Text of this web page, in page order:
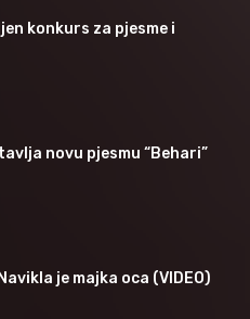
konkurs za pjesme i
novu pjesmu “Behari”
je majka oca (VIDEO)